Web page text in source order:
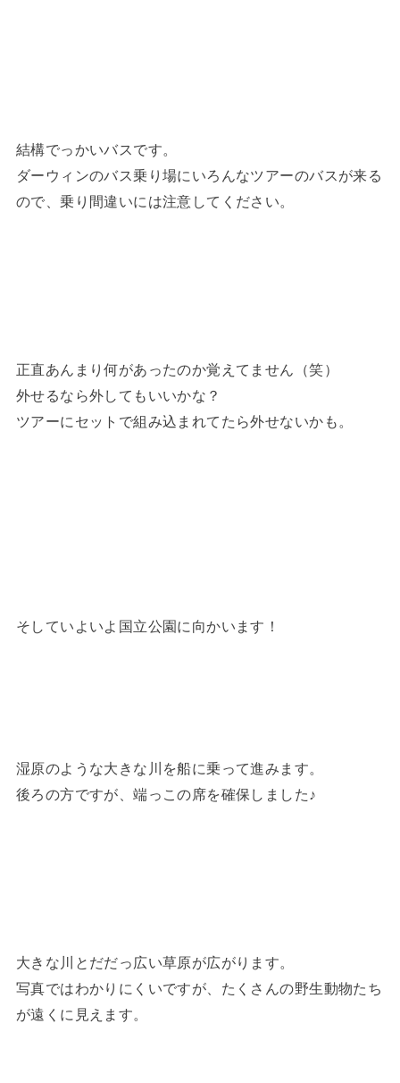
結構でっかいバスです。
ダーウィンのバス乗り場にいろんなツアーのバスが来る
ので、乗り間違いには注意してください。
正直あんまり何があったのか覚えてません（笑）
外せるなら外してもいいかな？
ツアーにセットで組み込まれてたら外せないかも。
そしていよいよ国立公園に向かいます！
湿原のような大きな川を船に乗って進みます。
後ろの方ですが、端っこの席を確保しました♪
大きな川とだだっ広い草原が広がります。
写真ではわかりにくいですが、たくさんの野生動物たち
が遠くに見えます。